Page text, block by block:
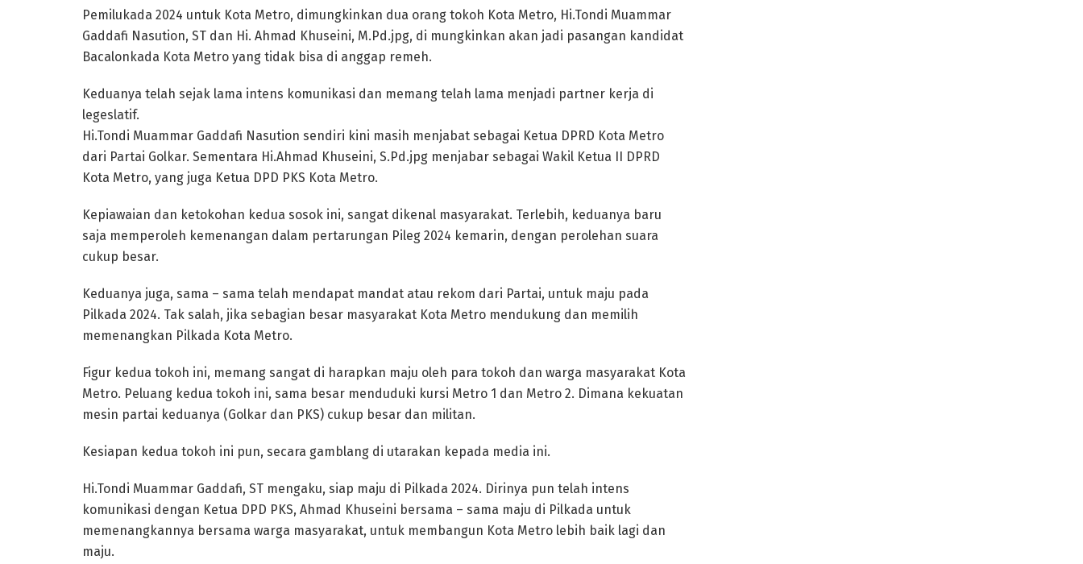
Pemilukada 2024 untuk Kota Metro, dimungkinkan dua orang tokoh Kota Metro, Hi.Tondi Muammar
Gaddafi Nasution, ST dan Hi. Ahmad Khuseini, M.Pd.jpg, di mungkinkan akan jadi pasangan kandidat
Bacalonkada Kota Metro yang tidak bisa di anggap remeh.
Keduanya telah sejak lama intens komunikasi dan memang telah lama menjadi partner kerja di
legeslatif.
Hi.Tondi Muammar Gaddafi Nasution sendiri kini masih menjabat sebagai Ketua DPRD Kota Metro
dari Partai Golkar. Sementara Hi.Ahmad Khuseini, S.Pd.jpg menjabar sebagai Wakil Ketua II DPRD
Kota Metro, yang juga Ketua DPD PKS Kota Metro.
Kepiawaian dan ketokohan kedua sosok ini, sangat dikenal masyarakat. Terlebih, keduanya baru
saja memperoleh kemenangan dalam pertarungan Pileg 2024 kemarin, dengan perolehan suara
cukup besar.
Keduanya juga, sama – sama telah mendapat mandat atau rekom dari Partai, untuk maju pada
Pilkada 2024. Tak salah, jika sebagian besar masyarakat Kota Metro mendukung dan memilih
memenangkan Pilkada Kota Metro.
Figur kedua tokoh ini, memang sangat di harapkan maju oleh para tokoh dan warga masyarakat Kota
Metro. Peluang kedua tokoh ini, sama besar menduduki kursi Metro 1 dan Metro 2. Dimana kekuatan
mesin partai keduanya (Golkar dan PKS) cukup besar dan militan.
Kesiapan kedua tokoh ini pun, secara gamblang di utarakan kepada media ini.
Hi.Tondi Muammar Gaddafi, ST mengaku, siap maju di Pilkada 2024. Dirinya pun telah intens
komunikasi dengan Ketua DPD PKS, Ahmad Khuseini bersama – sama maju di Pilkada untuk
memenangkannya bersama warga masyarakat, untuk membangun Kota Metro lebih baik lagi dan
maju.